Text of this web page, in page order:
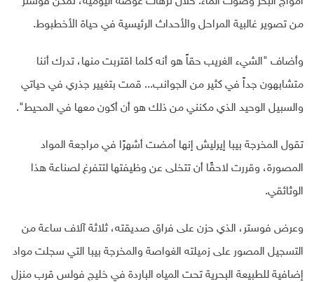
من تصوير غالبية المراحل والأحداث الرئيسية في حياة الأخطبوط.
وأضاف "الشيء الغريب حقاً هو أنه كلما اقتربت منها، تدرك أننا
متشابهون جداً في كثير من الجوانب... قمت بتغيير جذري في حياتي
والسبيل الوحيد الذي مكنني من ذلك هو أن أكون معها في المحيط".
تقول المخرجة بيبا إيرليش إنها أمضت أشهرًا في مراجعة المواد
المصورة، وقررت لاحقًا أن تتخلى عن وظيفتها لتتفرغ لصناعة هذا
الوثائقي.
وعرض فوستر، الذي حزن على فراق صديقته، ثلاثة آلاف ساعة من
التسجيل المصور على زميلته الغواصة والمخرجة بيبا التي سجلت مواد
إضافية للطبيعة البحرية تحت المياه الباردة في خليج فولس قرب منزل